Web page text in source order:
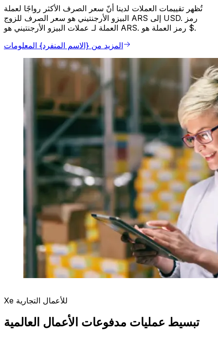
تُظهر تقييمات العملات لدينا أنّ سعر الصرف الأكثر رواجًا لعملة
البيزو الأرجنتيني هو سعر الصرف للزوج ARS إلى USD. رمز
العملة لـ عملات البيزو الأرجنتيني هو ARS. رمز العملة هو $.
المزيد من {الاسم المنفرد} المعلومات
Xe للأعمال التجارية
تبسيط عمليات مدفوعات الأعمال العالمية